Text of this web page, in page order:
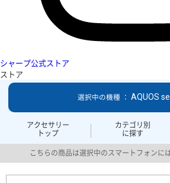
シャープ公式ストア
ストア
アクセサリー
トップ
カテゴリ別
に探す
選択中の機種 ： AQUOS
こちらの商品は選択中のスマートフォンに